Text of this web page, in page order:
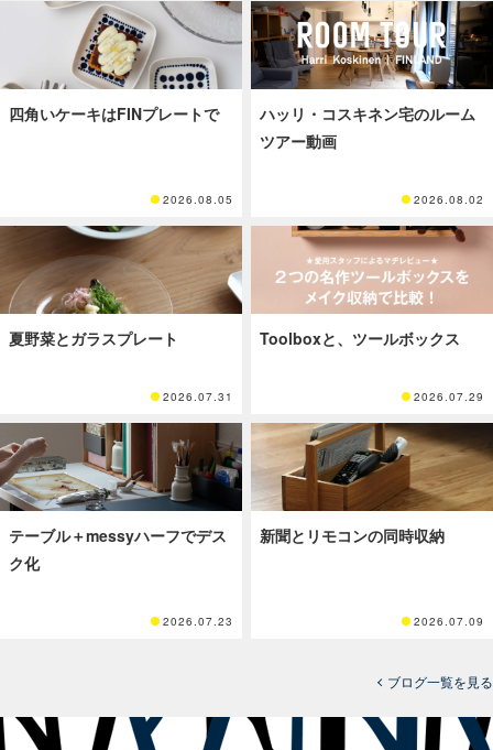
四角いケーキはFINプレートで
2026.08.05
ハッリ・コスキネン宅のルーム
ツアー動画
2026.08.02
夏野菜とガラスプレート
2026.07.31
Toolboxと、ツールボックス
2026.07.29
テーブル＋messyハーフでデス
ク化
2026.07.23
新聞とリモコンの同時収納
2026.07.09
ブログ一覧を見る